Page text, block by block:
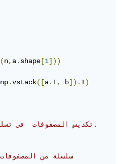
n,a.shape [1]))
np.vstack([a.T, b]).T)
# تكديس المصفوفات  في تسلسل عمودي (حسب الصف).
# سلسلة من